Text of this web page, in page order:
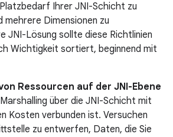
Ihrer JNI-Schicht zu
mehrere Dimensionen zu
JNI-Lösung sollte diese Richtlinien
Wichtigkeit sortiert, beginnend mit
Ressourcen auf der JNI-Ebene
Marshalling über die JNI-Schicht mit
Kosten verbunden ist. Versuchen
zu entwerfen, Daten, die Sie